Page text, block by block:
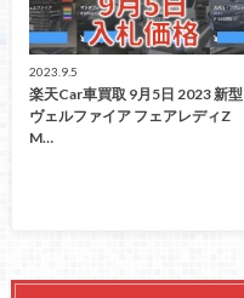
2023.9.5
楽天Car車買取 9月5日 2023 新型
ヴェルファイア フェアレディZ
M…